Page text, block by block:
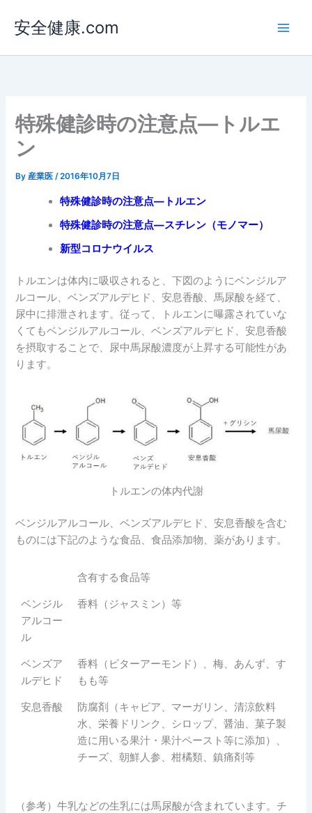
ス
安全健康.com
特殊健診時の注意点―トルエ
ン
By産業医/2016年10月7日
特殊健診時の注意点―トルエン
特殊健診時の注意点―スチレン（モノマー）
新型コロナウイルス
トルエンは体内に吸収されると、下図のようにベンジルア
ルコール、ベンズアルデヒド、安息香酸、馬尿酸を経て、
尿中に排泄されます。従って、トルエンに曝露されていな
くてもベンジルアルコール、ベンズアルデヒド、安息香酸
を摂取することで、尿中馬尿酸濃度が上昇する可能性があ
ります。
トルエンの体内代謝
ベンジルアルコール、ベンズアルデヒド、安息香酸を含む
ものには下記のような食品、食品添加物、薬があります。
含有する食品等
ベンジル
アルコー
ル
香料（ジャスミン）等
ベンズア
ルデヒド
香料（ビターアーモンド）、梅、あんず、す
もも等
安息香酸
防腐剤（キャビア、マーガリン、清涼飲料
水、栄養ドリンク、シロップ、醤油、菓子製
造に用いる果汁・果汁ペースト等に添加）、
チーズ、朝鮮人参、柑橘類、鎮痛剤等
（参考）牛乳などの生乳には馬尿酸が含まれています。チ